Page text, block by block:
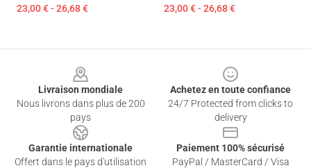
23,00 € - 26,68 € 23,00 € - 26,68 €
Livraison mondiale
Nous livrons dans plus de 200
pays
Achetez en toute confiance
24/7 Protected from clicks to
delivery
Garantie internationale
Offert dans le pays d'utilisation
Paiement 100% sécurisé
PayPal / MasterCard / Visa